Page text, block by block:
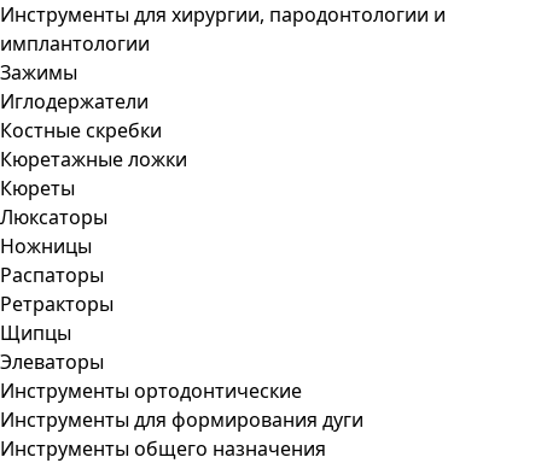
Инструменты для хирургии, пародонтологии и
имплантологии
Зажимы
Иглодержатели
Костные скребки
Кюретажные ложки
Кюреты
Люксаторы
Ножницы
Распаторы
Ретракторы
Щипцы
Элеваторы
Инструменты ортодонтические
Инструменты для формирования дуги
Инструменты общего назначения